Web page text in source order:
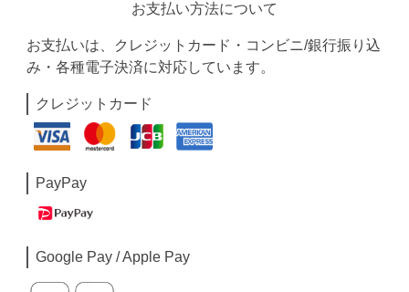
お支払い方法について
お支払いは、クレジットカード・コンビニ/銀行振り込
み・各種電子決済に対応しています。
クレジットカード
PayPay
Google Pay / Apple Pay